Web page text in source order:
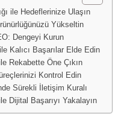
ile Hedeflerinize Ulaşın
Yükseltin
Dengeyi Kurun
Kalıcı Başarılar Elde Edin
Rekabette Öne Çıkın
Kontrol Edin
Sürekli İletişim Kuralı
Dijital Başarıyı Yakalayın